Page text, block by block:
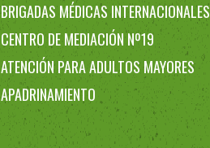
BRIGADAS MÉDICAS INTERNACIONALES
CENTRO DE MEDIACIÓN Nº19
ATENCIÓN PARA ADULTOS MAYORES
APADRINAMIENTO